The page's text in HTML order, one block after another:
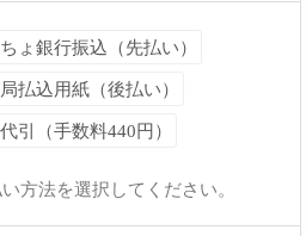
ょ銀行振込（先払い）
払込用紙（後払い）
引（手数料440円）
方法を選択してください。